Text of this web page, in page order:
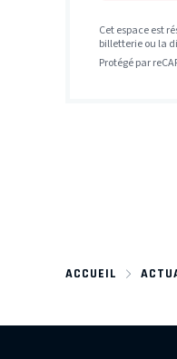
Cet espace est
billetterie ou la
Protégé par
ACCUEIL